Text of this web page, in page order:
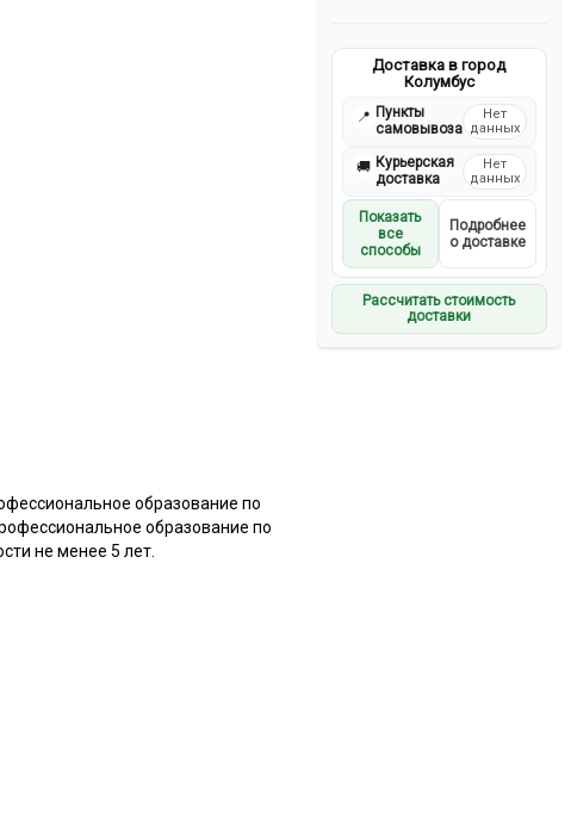
Доставка в город
Колумбус
📍 Пункты
самовывоза
Нет
данных
🚚 Курьерская
доставка
Нет
данных
Показать
все
способы
Подробнее
о доставке
Рассчитать стоимость
доставки
образование по
образование по
не менее 5 лет.